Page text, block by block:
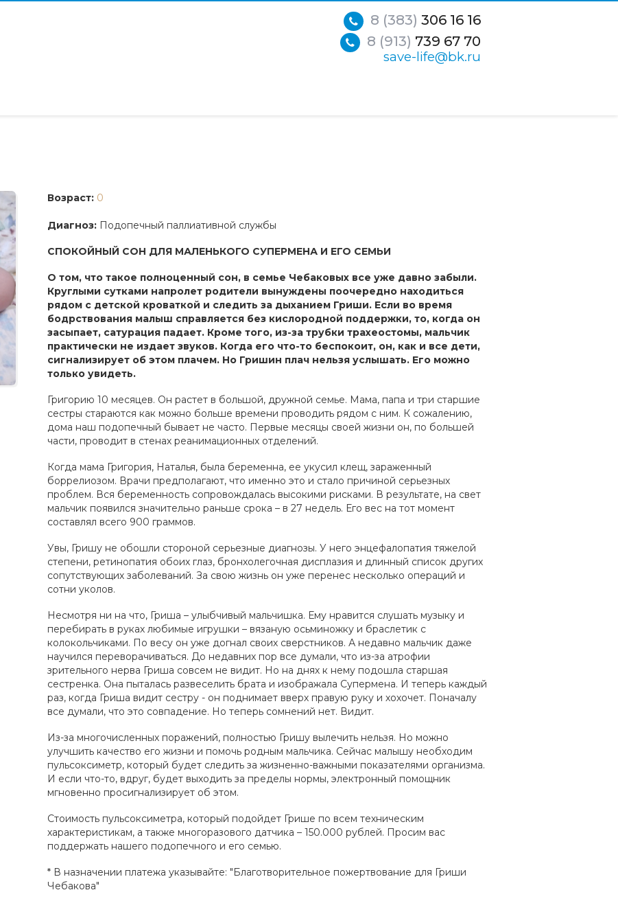
8 (383) 306 16 16
8 (913) 739 67 70
save-life@bk.ru
Возраст: 0
Диагноз: Подопечный паллиативной службы
СПОКОЙНЫЙ СОН ДЛЯ МАЛЕНЬКОГО СУПЕРМЕНА И ЕГО СЕМЬИ
О том, что такое полноценный сон, в семье Чебаковых все уже давно забыли.
Круглыми сутками напролет родители вынуждены поочередно находиться
рядом с детской кроваткой и следить за дыханием Гриши. Если во время
бодрствования малыш справляется без кислородной поддержки, то, когда он
засыпает, сатурация падает. Кроме того, из-за трубки трахеостомы, мальчик
практически не издает звуков. Когда его что-то беспокоит, он, как и все дети,
сигнализирует об этом плачем. Но Гришин плач нельзя услышать. Его можно
только увидеть.
Григорию 10 месяцев. Он растет в большой, дружной семье. Мама, папа и три старшие
сестры стараются как можно больше времени проводить рядом с ним. К сожалению,
дома наш подопечный бывает не часто. Первые месяцы своей жизни он, по большей
части, проводит в стенах реанимационных отделений.
Когда мама Григория, Наталья, была беременна, ее укусил клещ, зараженный
боррелиозом. Врачи предполагают, что именно это и стало причиной серьезных
проблем. Вся беременность сопровождалась высокими рисками. В результате, на свет
мальчик появился значительно раньше срока – в 27 недель. Его вес на тот момент
составлял всего 900 граммов.
Увы, Гришу не обошли стороной серьезные диагнозы. У него энцефалопатия тяжелой
степени, ретинопатия обоих глаз, бронхолегочная дисплазия и длинный список других
сопутствующих заболеваний. За свою жизнь он уже перенес несколько операций и
сотни уколов.
Несмотря ни на что, Гриша – улыбчивый мальчишка. Ему нравится слушать музыку и
перебирать в руках любимые игрушки – вязаную осьминожку и браслетик с
колокольчиками. По весу он уже догнал своих сверстников. А недавно мальчик даже
научился переворачиваться. До недавних пор все думали, что из-за атрофии
зрительного нерва Гриша совсем не видит. Но на днях к нему подошла старшая
сестренка. Она пыталась развеселить брата и изображала Супермена. И теперь каждый
раз, когда Гриша видит сестру - он поднимает вверх правую руку и хохочет. Поначалу
все думали, что это совпадение. Но теперь сомнений нет. Видит.
Из-за многочисленных поражений, полностью Гришу вылечить нельзя. Но можно
улучшить качество его жизни и помочь родным мальчика. Сейчас малышу необходим
пульсоксиметр, который будет следить за жизненно-важными показателями организма.
И если что-то, вдруг, будет выходить за пределы нормы, электронный помощник
мгновенно просигнализирует об этом.
Стоимость пульсоксиметра, который подойдет Грише по всем техническим
характеристикам, а также многоразового датчика – 150.000 рублей. Просим вас
поддержать нашего подопечного и его семью.
* В назначении платежа указывайте: "Благотворительное пожертвование для Гриши
Чебакова"